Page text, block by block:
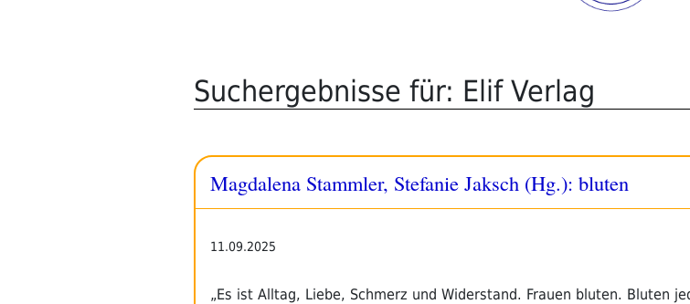
Suchergebnisse für: Elif Verlag
Magdalena Stammler, Stefanie Jaksch (Hg.): bluten
11.09.2025
„Es ist Alltag, Liebe, Schmerz und Widerstand. Frauen bluten. Bluten